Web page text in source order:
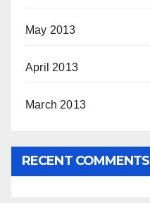
May 2013
April 2013
March 2013
RECENT COMMENTS